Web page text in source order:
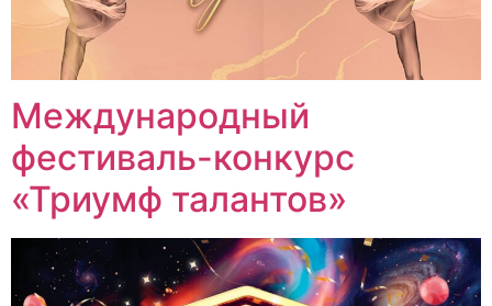
Международный
фестиваль-конкурс
«Триумф талантов»